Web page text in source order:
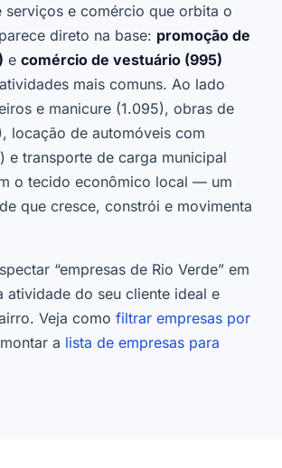
serviços e comércio que orbita o
direto na base: promoção de
e comércio de vestuário (995)
mais comuns. Ao lado
e manicure (1.095), obras de
locação de automóveis com
e transporte de carga municipal
o tecido econômico local — um
que cresce, constrói e movimenta
“empresas de Rio Verde” em
atividade do seu cliente ideal e
Veja como filtrar empresas por
a lista de empresas para